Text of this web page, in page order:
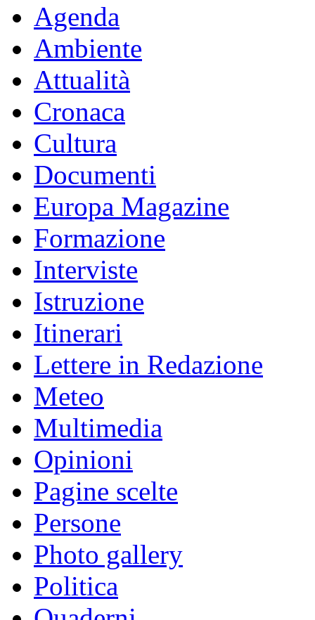
Agenda
Ambiente
Attualità
Cronaca
Cultura
Documenti
Europa Magazine
Formazione
Interviste
Istruzione
Itinerari
Lettere in Redazione
Meteo
Multimedia
Opinioni
Pagine scelte
Persone
Photo gallery
Politica